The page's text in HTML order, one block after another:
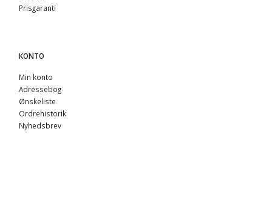
Prisgaranti
KONTO
Min konto
Adressebog
Ønskeliste
Ordrehistorik
Nyhedsbrev